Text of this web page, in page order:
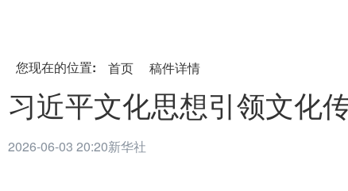
您现在的位置: 首页 稿件详情
习近平文化思想引领文化
2026-06-03 20:20新华社